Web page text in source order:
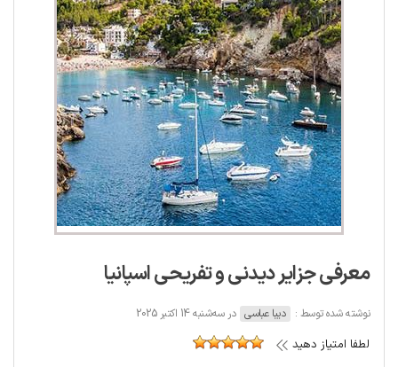
معرفی جزایر دیدنی و تفریحی اسپانیا
نوشته شده توسط : دیبا عباسی در سه‌شنبه 14 اکتبر 2025
لطفا امتیاز دهید